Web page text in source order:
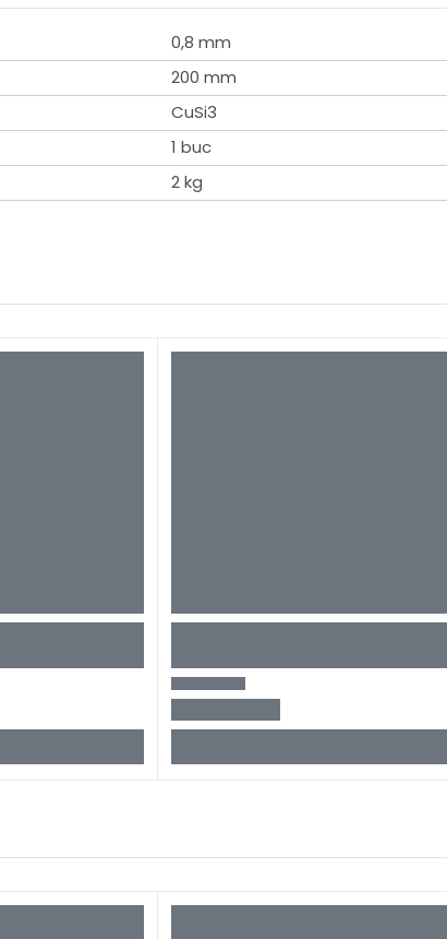
0,8 mm
200 mm
CuSi3
1 buc
2 kg